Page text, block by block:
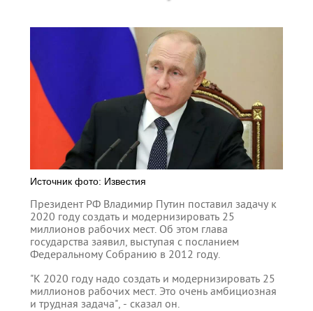
Источник фото: Известия
Президент РФ Владимир Путин поставил задачу к
2020 году создать и модернизировать 25
миллионов рабочих мест. Об этом глава
государства заявил, выступая с посланием
Федеральному Собранию в 2012 году.
"К 2020 году надо создать и модернизировать 25
миллионов рабочих мест. Это очень амбициозная
и трудная задача", - сказал он.